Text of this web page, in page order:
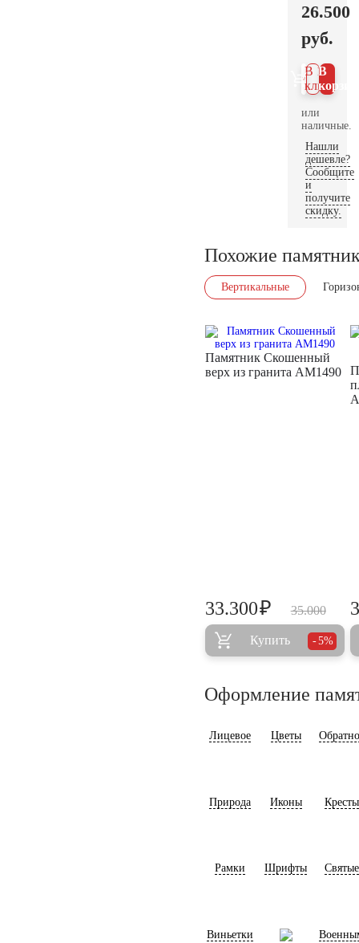
26.500
руб.
В
В 1
клик
или
наличные.
Нашли
дешевле?
Сообщите
и
получите
скидку.
Похожие
Вертикальные
Памятник Скошенный
верх из гранита AM1490
35.000
33.300₽
Купить 5%
Оформление
Лицевое Цветы
Природа Иконы Кресты
Рамки Шрифты Святые
Виньетки